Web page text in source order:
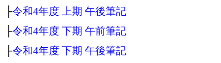
├令和4年度 上期 午後筆記
├令和4年度 下期 午前筆記
├令和4年度 下期 午後筆記